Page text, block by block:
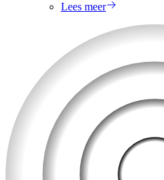
Lees meer